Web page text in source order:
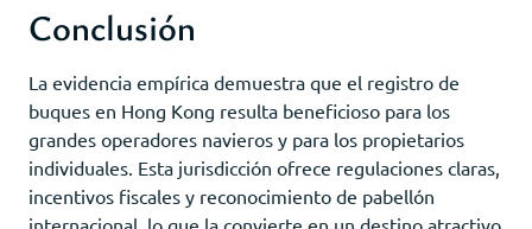
Conclusión
La evidencia empírica demuestra que el registro de
buques en Hong Kong resulta beneficioso para los
grandes operadores navieros y para los propietarios
individuales. Esta jurisdicción ofrece regulaciones claras,
incentivos fiscales y reconocimiento de pabellón
internacional, lo que la convierte en un destino atractivo